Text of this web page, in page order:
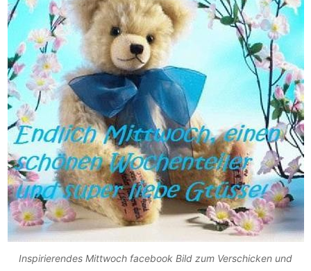
Inspirierendes Mittwoch facebook Bild zum Verschicken und